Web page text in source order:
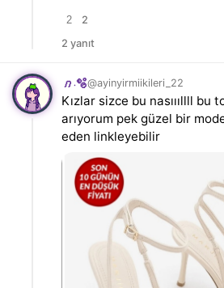
2
2
2 yanıt
𝑛.🫧@ayinyirmiikileri_22
Kızlar sizce bu nasıııllll
arıyorum pek güzel bir
eden linkleyebilir